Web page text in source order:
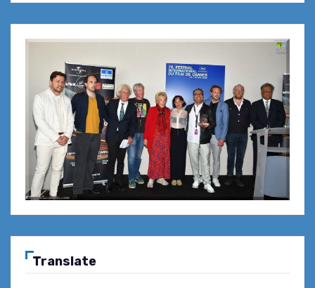
Translate